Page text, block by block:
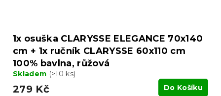
1x osuška CLARYSSE ELEGANCE 70x140
cm + 1x ručník CLARYSSE 60x110 cm
100% bavlna, růžová
Skladem (>10 ks)
279 Kč Do Košíku